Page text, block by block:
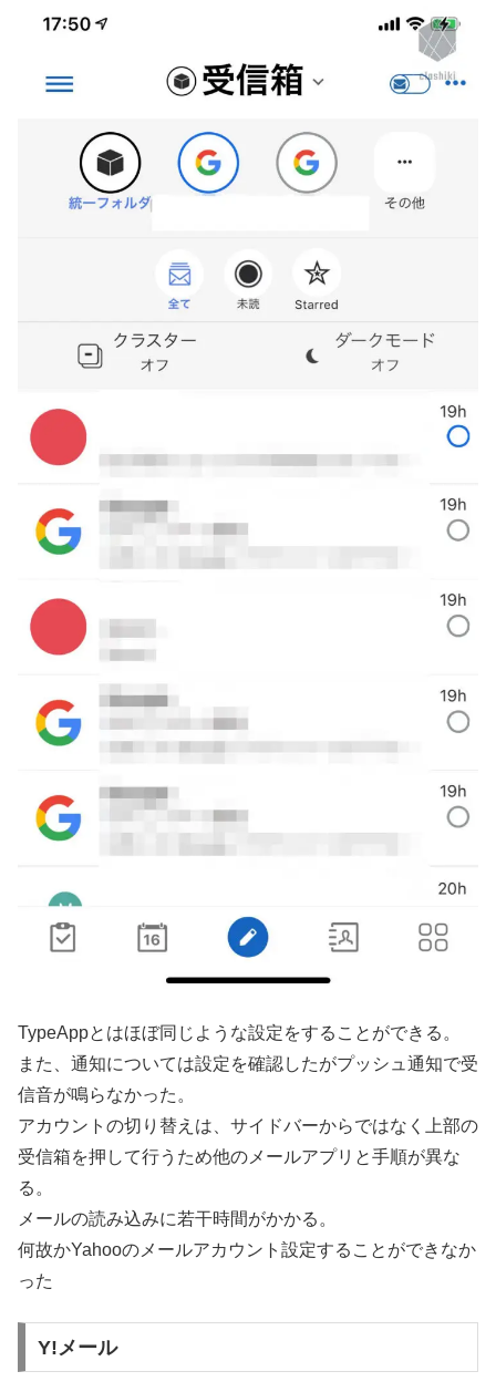
TypeAppとはほぼ同じような設定をすることができる。
また、通知については設定を確認したがプッシュ通知で受
信音が鳴らなかった。
アカウントの切り替えは、サイドバーからではなく上部の
受信箱を押して行うため他のメールアプリと手順が異な
る。
メールの読み込みに若干時間がかかる。
何故かYahooのメールアカウント設定することができなか
った
Y!メール